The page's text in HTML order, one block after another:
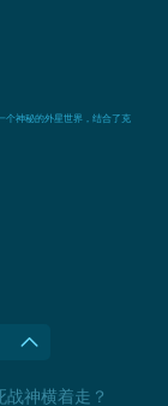
个神秘的外星世界，结合了克
神横着走？